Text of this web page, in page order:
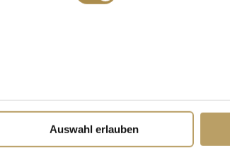
Auswahl erlauben